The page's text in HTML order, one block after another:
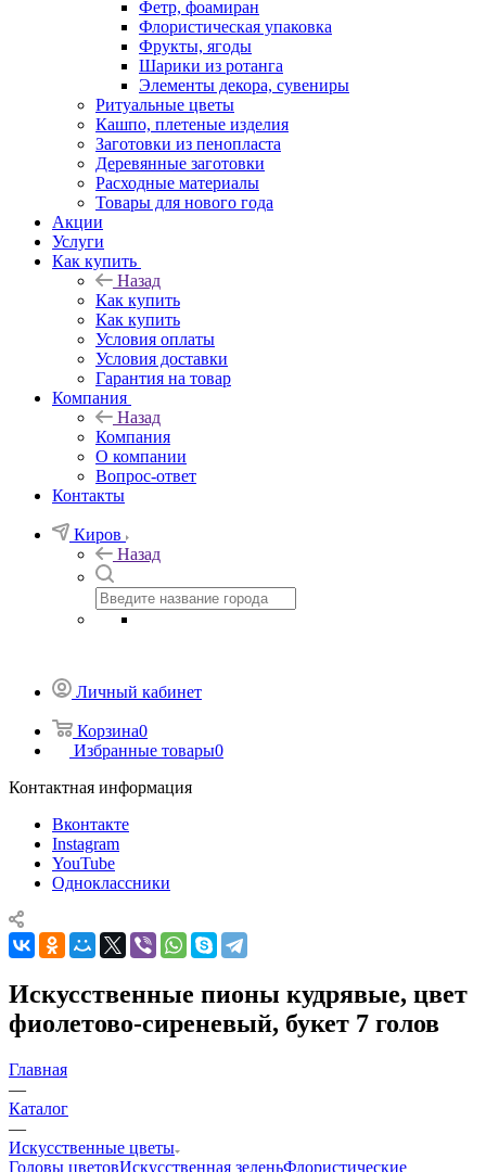
Фетр, фоамиран
Флористическая упаковка
Фрукты, ягоды
Шарики из ротанга
Элементы декора, сувениры
Ритуальные цветы
Кашпо, плетеные изделия
Заготовки из пенопласта
Деревянные заготовки
Расходные материалы
Товары для нового года
Акции
Услуги
Как купить
Назад
Как купить
Как купить
Условия оплаты
Условия доставки
Гарантия на товар
Компания
Назад
Компания
О компании
Вопрос-ответ
Контакты
Киров
Назад
Личный кабинет
Корзина0
Избранные товары0
Контактная информация
Вконтакте
Instagram
YouTube
Одноклассники
Искусственные пионы кудрявые, цвет
фиолетово-сиреневый, букет 7 голов
Главная
—
Каталог
—
Искусственные цветы
Головы цветовИскусственная зеленьФлористические